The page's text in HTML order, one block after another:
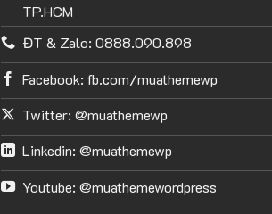
TP.HCM
ĐT & Zalo: 0888.090.898
Facebook: fb.com/muathemewp
Twitter: @muathemewp
Linkedin: @muathemewp
Youtube: @muathemewordpress